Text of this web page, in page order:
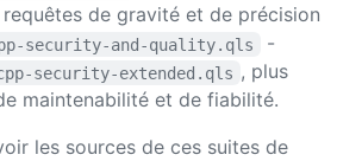
de gravité et de précision
security-and-quality.qls
-
security-extended.qls , plus
maintenabilité et de fiabilité.
les sources de ces suites de